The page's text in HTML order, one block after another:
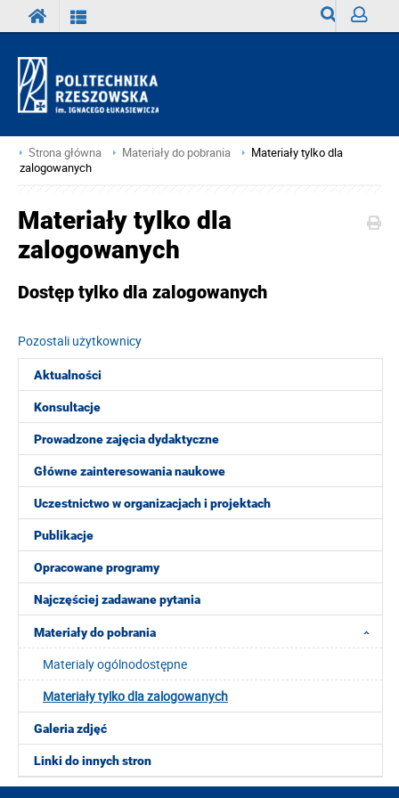
Strona główna Materiały do pobrania
Materiały tylko dla
zalogowanych
Aktualności
Konsultacje
Prowadzone zajęcia dydaktyczne
Główne zainteresowania naukowe
Uczestnictwo w organizacjach i projektach
Publikacje
Opracowane programy
Najczęściej zadawane pytania
Materiały do pobrania
Materialy ogólnodostępne
Materiały tylko dla zalogowanych
Galeria zdjęć
Linki do innych stron
Materiały tylko dla
zalogowanych
Dostęp tylko dla zalogowanych
Pozostali użytkownicy